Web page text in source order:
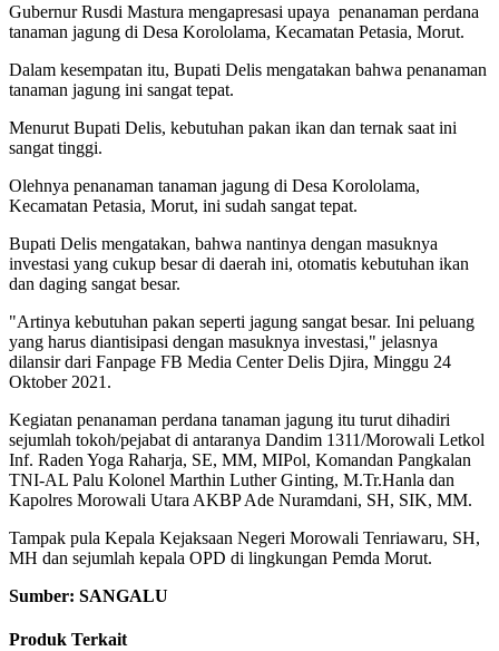
Gubernur Rusdi Mastura mengapresasi upaya penanaman perdana
tanaman jagung di Desa Korololama, Kecamatan Petasia, Morut.
Dalam kesempatan itu, Bupati Delis mengatakan bahwa penanaman
tanaman jagung ini sangat tepat.
Menurut Bupati Delis, kebutuhan pakan ikan dan ternak saat ini
sangat tinggi.
Olehnya penanaman tanaman jagung di Desa Korololama,
Kecamatan Petasia, Morut, ini sudah sangat tepat.
Bupati Delis mengatakan, bahwa nantinya dengan masuknya
investasi yang cukup besar di daerah ini, otomatis kebutuhan ikan
dan daging sangat besar.
"Artinya kebutuhan pakan seperti jagung sangat besar. Ini peluang
yang harus diantisipasi dengan masuknya investasi," jelasnya
dilansir dari Fanpage FB Media Center Delis Djira, Minggu 24
Oktober 2021.
Kegiatan penanaman perdana tanaman jagung itu turut dihadiri
sejumlah tokoh/pejabat di antaranya Dandim 1311/Morowali Letkol
Inf. Raden Yoga Raharja, SE, MM, MIPol, Komandan Pangkalan
TNI-AL Palu Kolonel Marthin Luther Ginting, M.Tr.Hanla dan
Kapolres Morowali Utara AKBP Ade Nuramdani, SH, SIK, MM.
Tampak pula Kepala Kejaksaan Negeri Morowali Tenriawaru, SH,
MH dan sejumlah kepala OPD di lingkungan Pemda Morut.
Sumber: SANGALU
Produk Terkait